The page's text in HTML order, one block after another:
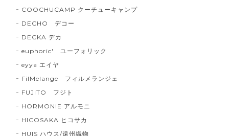
COOCHUCAMP クーチューキャンプ
DECHO デコー
DECKA デカ
euphoric' ユーフォリック
eyya エイヤ
FilMelange フィルメランジェ
FUJITO フジト
HORMONIE アルモニ
HICOSAKA ヒコサカ
HUIS ハウス/遠州織物